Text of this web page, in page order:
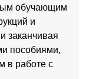
обучающим
и
заканчивая
пособиями,
в работе с